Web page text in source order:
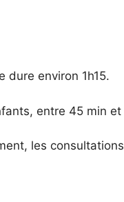
dure environ 1h15.
entre 45 min et
les